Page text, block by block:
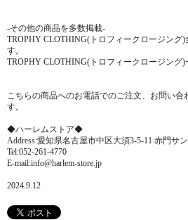
-その他の商品を多数掲載-
TROPHY CLOTHING(トロフィークロージング
す。
TROPHY CLOTHING(トロフィークロージング)
こちらの商品へのお電話でのご注文、お問い合
す。
◆ハーレムストア◆
Address:愛知県名古屋市中区大須3-5-11 赤門サ
Tel:052-261-4770
E-mail:info@harlem-store.jp
2024.9.12